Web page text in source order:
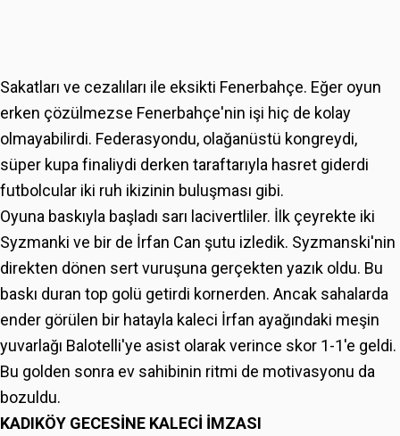
Sakatları ve cezalıları ile eksikti Fenerbahçe. Eğer oyun
erken çözülmezse Fenerbahçe'nin işi hiç de kolay
olmayabilirdi. Federasyondu, olağanüstü kongreydi,
süper kupa finaliydi derken taraftarıyla hasret giderdi
futbolcular iki ruh ikizinin buluşması gibi.
Oyuna baskıyla başladı sarı lacivertliler. İlk çeyrekte iki
Syzmanki ve bir de İrfan Can şutu izledik. Syzmanski'nin
direkten dönen sert vuruşuna gerçekten yazık oldu. Bu
baskı duran top golü getirdi kornerden. Ancak sahalarda
ender görülen bir hatayla kaleci İrfan ayağındaki meşin
yuvarlağı Balotelli'ye asist olarak verince skor 1-1'e geldi.
Bu golden sonra ev sahibinin ritmi de motivasyonu da
bozuldu.
KADIKÖY GECESİNE KALECİ İMZASI